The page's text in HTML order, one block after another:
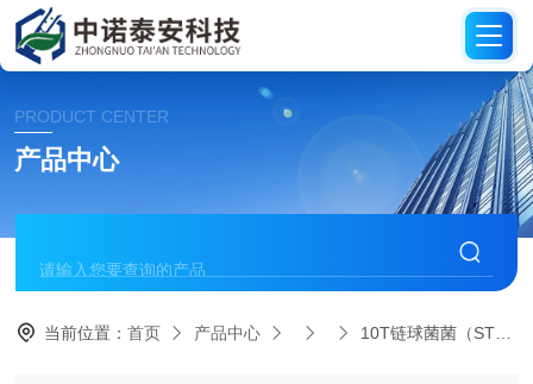
PRODUCT CENTER
产品中心
当前位置：首页 产品中心 10T链球菌菌（STREP-11）